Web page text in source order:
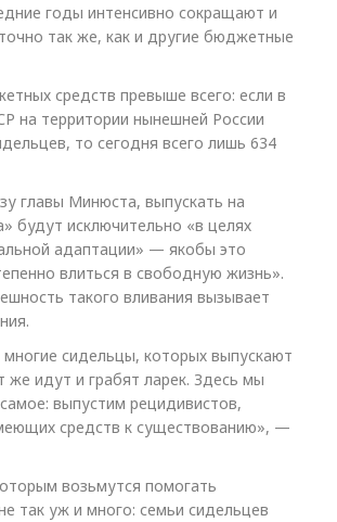
годы интенсивно сокращают и
так же, как и другие бюджетные
средств превыше всего: если в
на территории нынешней России
то сегодня всего лишь 634
главы Минюста, выпускать на
будут исключительно «в целях
адаптации» — якобы это
влиться в свободную жизнь».
такого вливания вызывает
сидельцы, которых выпускают
же идут и грабят ларек. Здесь мы
выпустим рецидивистов,
средств к существованию», —
возьмутся помогать
так уж и много: семьи сидельцев